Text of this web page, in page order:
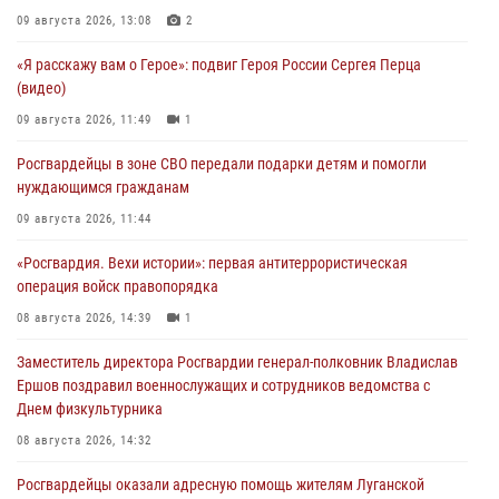
09 августа 2026, 13:08 2
«Я расскажу вам о Герое»: подвиг Героя России Сергея Перца
(видео)
09 августа 2026, 11:49 1
Росгвардейцы в зоне СВО передали подарки детям и помогли
нуждающимся гражданам
09 августа 2026, 11:44
«Росгвардия. Вехи истории»: первая антитеррористическая
операция войск правопорядка
08 августа 2026, 14:39 1
Заместитель директора Росгвардии генерал-полковник Владислав
Ершов поздравил военнослужащих и сотрудников ведомства с
Днем физкультурника
08 августа 2026, 14:32
Росгвардейцы оказали адресную помощь жителям Луганской